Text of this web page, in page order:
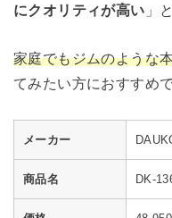
にクオリティが高い 」
家庭でもジムのような
てみたい方におすすめで
メーカー
商品名 DK-